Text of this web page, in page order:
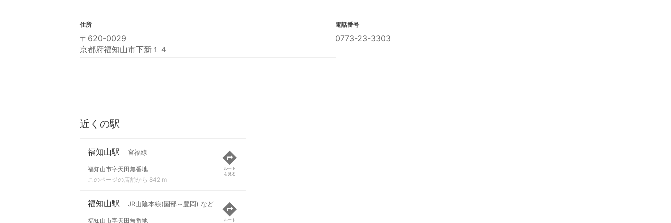
住所
〒620-0029
京都府福知山市下新１４
電話番号
0773-23-3303
近くの駅
福知山駅 宮福線
福知山市字天田無番地
このページの店舗から 842 m
ルート
を見る
福知山駅 JR山陰本線(園部～豊岡) など
福知山市字天田無番地
ルート